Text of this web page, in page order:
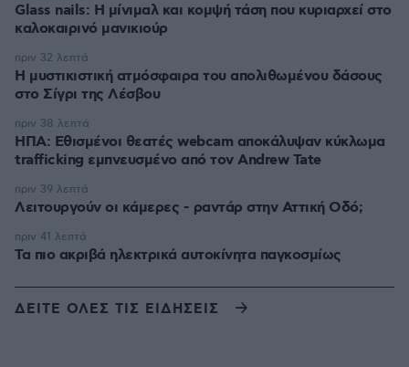
Glass nails: Η μίνιμαλ και κομψή τάση που κυριαρχεί στο
καλοκαιρινό μανικιούρ
Η μυστικιστική ατμόσφαιρα του απολιθωμένου δάσους
στο Σίγρι της Λέσβου
πριν 32 λεπτά
ΗΠΑ: Εθισμένοι θεατές webcam αποκάλυψαν κύκλωμα
trafficking εμπνευσμένο από τον Andrew Tate
πριν 38 λεπτά
Λειτουργούν οι κάμερες - ραντάρ στην Αττική Οδό;
πριν 39 λεπτά
Τα πιο ακριβά ηλεκτρικά αυτοκίνητα παγκοσμίως
πριν 41 λεπτά
ΔΕΙΤΕ ΟΛΕΣ ΤΙΣ ΕΙΔΗΣΕΙΣ